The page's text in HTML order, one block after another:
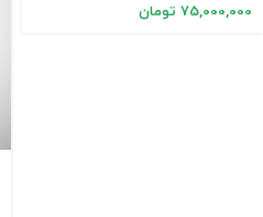
75,000,000 تومان